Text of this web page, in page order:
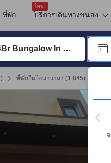
ที่พัก
ใหม่!
บริการเดินทางขนส่ง
ากนั้นใช้ปุ่มลูกศรหรือปุ่ม Tab เพื่อเ
กด
) ที่พักในโลนาวาลา (1,845)